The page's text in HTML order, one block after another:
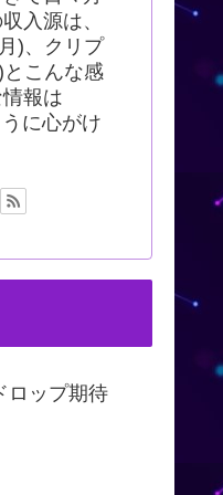
入源は、
)、クリプ
とこんな感
報は
に心がけ
ロップ期待